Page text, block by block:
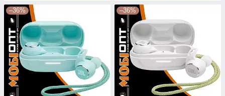
–36% –36%